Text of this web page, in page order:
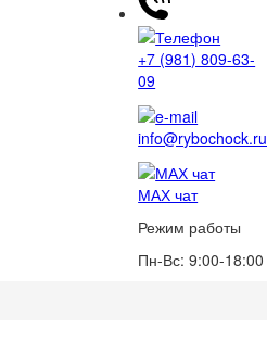
+7 (981) 809-63-
09
info@rybochock.ru
МАХ чат
Режим работы
Пн-Вс: 9:00-18:00